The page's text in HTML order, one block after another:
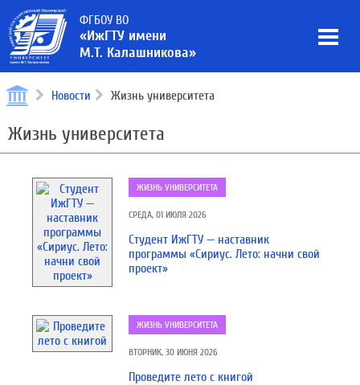
ФГБОУ ВО
«ИжГТУ имени
М.Т. Калашникова»
Новости Жизнь университета
Жизнь университета
ЖИЗНЬ УНИВЕРСИТЕТА
СРЕДА, 01 ИЮЛЯ 2026
Студент ИжГТУ — наставник
программы «Сириус. Лето: начни свой
проект»
ЖИЗНЬ УНИВЕРСИТЕТА
ВТОРНИК, 30 ИЮНЯ 2026
Проведите лето с книгой